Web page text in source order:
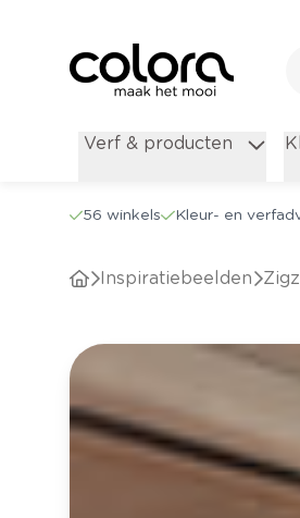
Verf & producten
56 winkels Kleur- en
Inspiratiebeelden